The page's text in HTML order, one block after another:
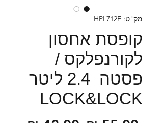
מק"ט: HPL712F
קופסת אחסון
לקורנפלקס /
פסטה 2.4 ליטר
LOCK&LOCK